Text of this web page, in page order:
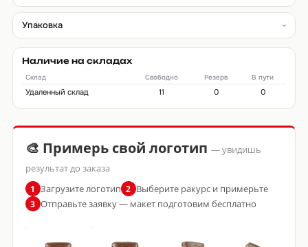
Упаковка
Наличие на складах
Склад Свободно Резерв В пути
Удаленный склад 11 0 0
🎨 Примерь свой логотип — увидишь
результат до заказа
1 Загрузите логотип 2 Выберите ракурс и примерьте
3 Отправьте заявку — макет подготовим бесплатно